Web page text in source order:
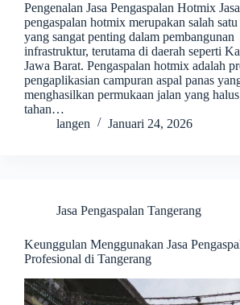
Pengenalan Jasa Pengaspalan Hotmix Jasa
pengaspalan hotmix merupakan salah
yang sangat penting dalam pembangunan
infrastruktur, terutama di daerah seperti
Jawa Barat. Pengaspalan hotmix adalah
pengaplikasian campuran aspal panas
menghasilkan permukaan jalan yang
tahan…
langen
Januari 24, 2026
Jasa Pengaspalan Tangerang
Keunggulan Menggunakan Jasa
Profesional di Tangerang